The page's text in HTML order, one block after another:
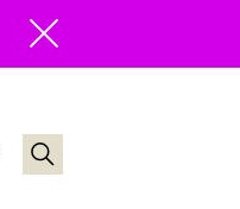
Sluit